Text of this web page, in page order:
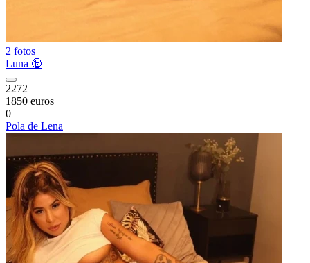
2 fotos
Luna 🔞
2272
1850 euros
0
Pola de Lena